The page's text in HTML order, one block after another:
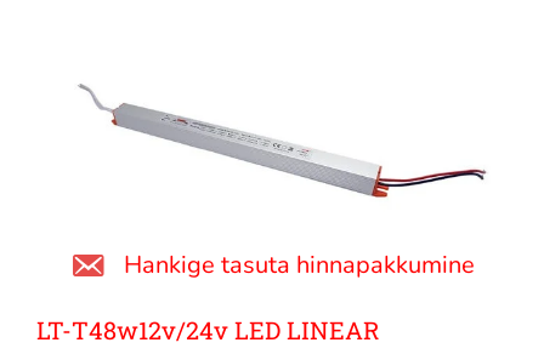
Hankige tasuta hinnapakkumine
LT-T48w12v/24v LED LINEAR